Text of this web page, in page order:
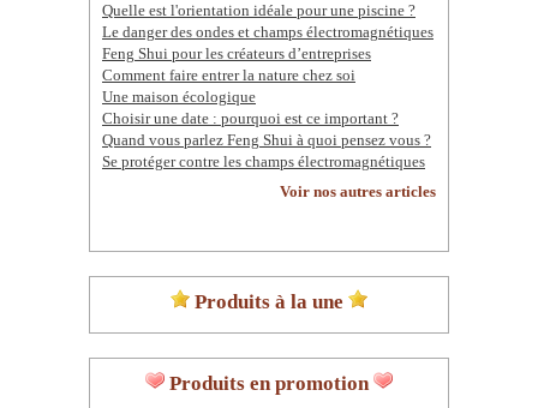
Quelle est l'orientation idéale pour une piscine ?
Le danger des ondes et champs électromagnétiques
Feng Shui pour les créateurs d’entreprises
Comment faire entrer la nature chez soi
Une maison écologique
Choisir une date : pourquoi est ce important ?
Quand vous parlez Feng Shui à quoi pensez vous ?
Se protéger contre les champs électromagnétiques
Voir nos autres articles
Produits à la une
Produits en promotion